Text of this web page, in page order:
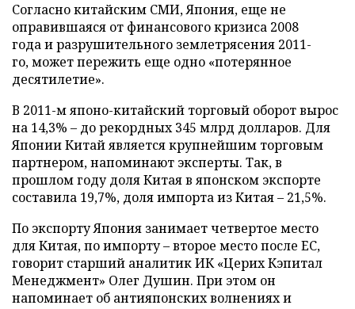
Согласно китайским СМИ, Япония, еще не
оправившаяся от финансового кризиса 2008
года и разрушительного землетрясения 2011-
го, может пережить еще одно «потерянное
десятилетие».
В 2011-м японо-китайский торговый оборот вырос
на 14,3% – до рекордных 345 млрд долларов. Для
Японии Китай является крупнейшим торговым
партнером, напоминают эксперты. Так, в
прошлом году доля Китая в японском экспорте
составила 19,7%, доля импорта из Китая – 21,5%.
По экспорту Япония занимает четвертое место
для Китая, по импорту – второе место после ЕС,
говорит старший аналитик ИК «Церих Кэпитал
Менеджмент» Олег Душин. При этом он
напоминает об антияпонских волнениях и